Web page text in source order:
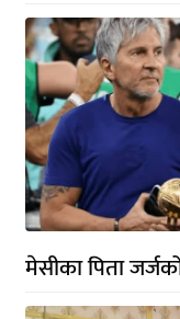
मेसीका पिता